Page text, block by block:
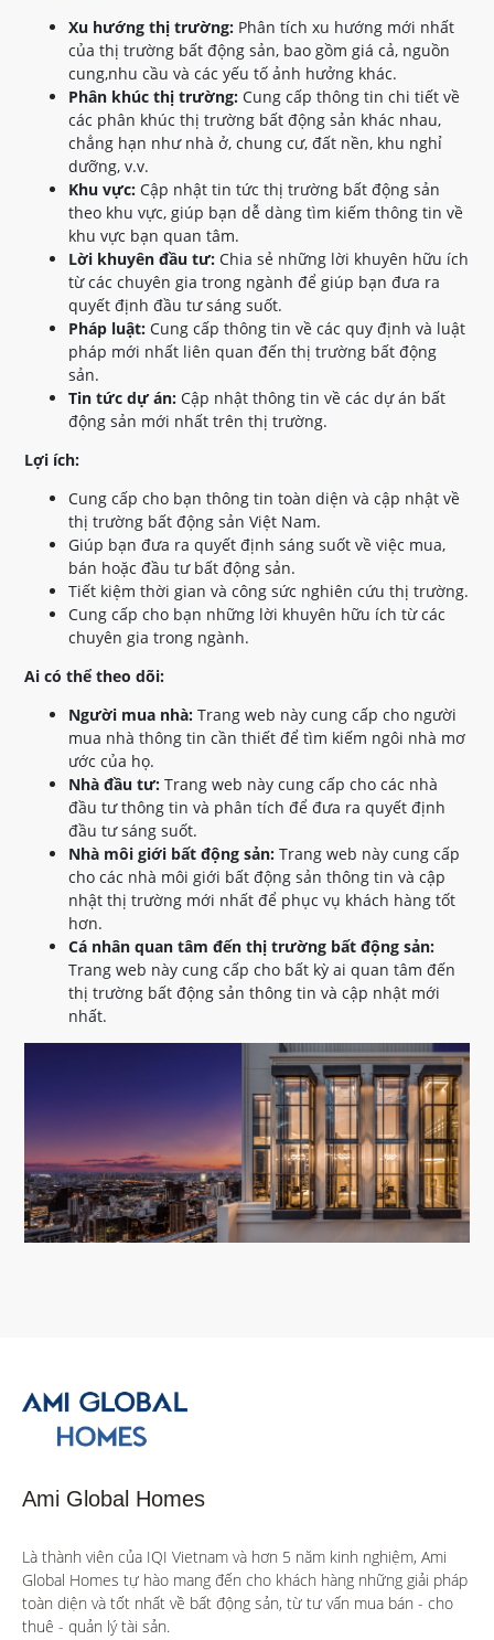
Xu hướng thị trường: Phân tích xu hướng mới nhất
của thị trường bất động sản, bao gồm giá cả, nguồn
cung,nhu cầu và các yếu tố ảnh hưởng khác.
Phân khúc thị trường: Cung cấp thông tin chi tiết về
các phân khúc thị trường bất động sản khác nhau,
chẳng hạn như nhà ở, chung cư, đất nền, khu nghỉ
dưỡng, v.v.
Khu vực: Cập nhật tin tức thị trường bất động sản
theo khu vực, giúp bạn dễ dàng tìm kiếm thông tin về
khu vực bạn quan tâm.
Lời khuyên đầu tư: Chia sẻ những lời khuyên hữu ích
từ các chuyên gia trong ngành để giúp bạn đưa ra
quyết định đầu tư sáng suốt.
Pháp luật: Cung cấp thông tin về các quy định và luật
pháp mới nhất liên quan đến thị trường bất động
sản.
Tin tức dự án: Cập nhật thông tin về các dự án bất
động sản mới nhất trên thị trường.
Lợi ích:
Cung cấp cho bạn thông tin toàn diện và cập nhật về
thị trường bất động sản Việt Nam.
Giúp bạn đưa ra quyết định sáng suốt về việc mua,
bán hoặc đầu tư bất động sản.
Tiết kiệm thời gian và công sức nghiên cứu thị trường.
Cung cấp cho bạn những lời khuyên hữu ích từ các
chuyên gia trong ngành.
Ai có thể theo dõi:
Người mua nhà: Trang web này cung cấp cho người
mua nhà thông tin cần thiết để tìm kiếm ngôi nhà mơ
ước của họ.
Nhà đầu tư: Trang web này cung cấp cho các nhà
đầu tư thông tin và phân tích để đưa ra quyết định
đầu tư sáng suốt.
Nhà môi giới bất động sản: Trang web này cung cấp
cho các nhà môi giới bất động sản thông tin và cập
nhật thị trường mới nhất để phục vụ khách hàng tốt
hơn.
Cá nhân quan tâm đến thị trường bất động sản:
Trang web này cung cấp cho bất kỳ ai quan tâm đến
thị trường bất động sản thông tin và cập nhật mới
nhất.
Ami Global Homes
Là thành viên của IQI Vietnam và hơn 5 năm kinh nghiệm, Ami
Global Homes tự hào mang đến cho khách hàng những giải pháp
toàn diện và tốt nhất về bất động sản, từ tư vấn mua bán - cho
thuê - quản lý tài sản.